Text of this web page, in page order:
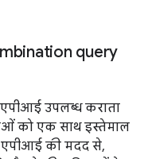
query
उपलब्ध कराता
को एक साथ इस्तेमाल
की मदद से,